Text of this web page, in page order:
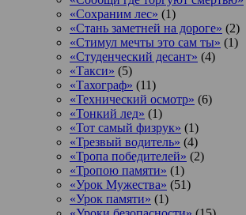
«Сохраним лес» (1)
«Стань заметней на дороге» (2)
«Стимул мечты это сам ты» (1)
«Студенческий десант» (4)
«Такси» (5)
«Тахограф» (11)
«Технический осмотр» (6)
«Тонкий лед» (1)
«Тот самый физрук» (1)
«Трезвый водитель» (4)
«Тропа победителей» (2)
«Тропою памяти» (1)
«Урок Мужества» (51)
«Урок памяти» (1)